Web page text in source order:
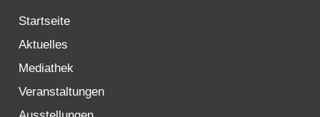
Willkommen in Strasburg (Uckermark)
Startseite
Aktuelles
Mediathek
Veranstaltungen